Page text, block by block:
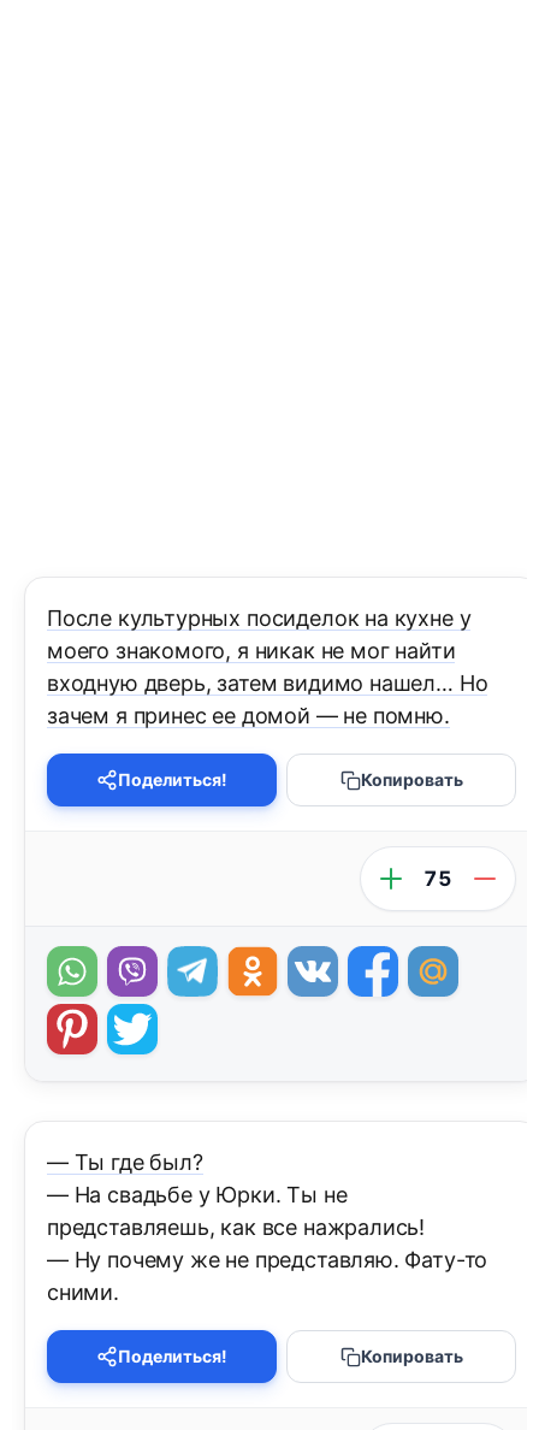
После культурных посиделок на кухне у
моего знакомого, я никак не мог найти
входную дверь, затем видимо нашел… Но
зачем я принес ее домой — не помню.
Поделиться! Копировать
75
— Ты где был?
— На свадьбе у Юрки. Ты не
представляешь, как все нажрались!
— Ну почему же не представляю. Фату-то
сними.
Поделиться! Копировать